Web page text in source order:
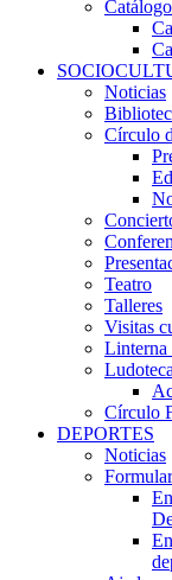
Noticias
Círculo
Teatro
Talleres
Visitas
Linterna
Ludoteca
Círculo
DEPORTES
Noticias